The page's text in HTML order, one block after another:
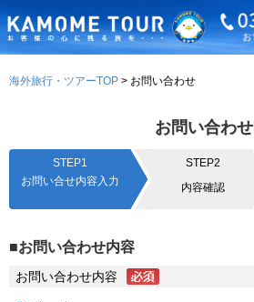
海外旅行・ツアーTOP お問い合わせ
お問い合わせ
STEP1
お問い合せ内容入力
STEP2
内容確認
■お問い合わせ内容
お問い合わせ内容